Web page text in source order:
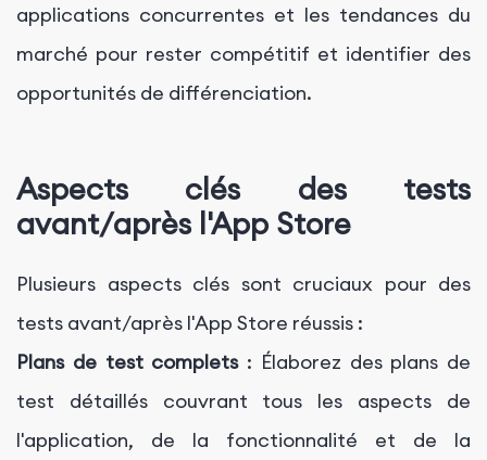
applications concurrentes et les tendances du
marché pour rester compétitif et identifier des
opportunités de différenciation.
Aspects clés des tests
avant/après l'App Store
Plusieurs aspects clés sont cruciaux pour des
tests avant/après l'App Store réussis :
Plans de test complets: Élaborez des plans de
test détaillés couvrant tous les aspects de
l'application, de la fonctionnalité et de la